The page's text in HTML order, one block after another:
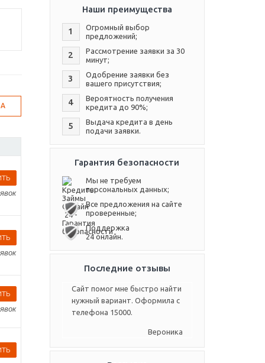
Наши преимущества
1
Огромный выбор
предложений;
2
Рассмотрение заявки за 30
минут;
3
Одобрение заявки без
вашего присутствия;
4
Вероятность получения
кредита до 90%;
5
Выдача кредита в день
подачи заявки.
Гарантия безопасности
Мы не требуем
персональных данных;
Все предложения на сайте
проверенные;
Поддержка
24 онлайн.
Последние отзывы
Сайт помог мне быстро найти
нужный вариант. Оформила с
телефона 15000.
Вероника